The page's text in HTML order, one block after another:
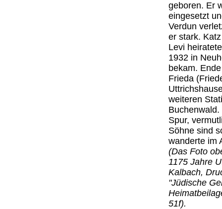
geboren. Er
eingesetzt
Verdun
er stark.
Levi
1932 in
bekam.
Frieda
weiteren
Spur,
Söhne sind
wanderte im
(Das Foto
1175 Jahre
Kalbach,
"Jüdische
51f).